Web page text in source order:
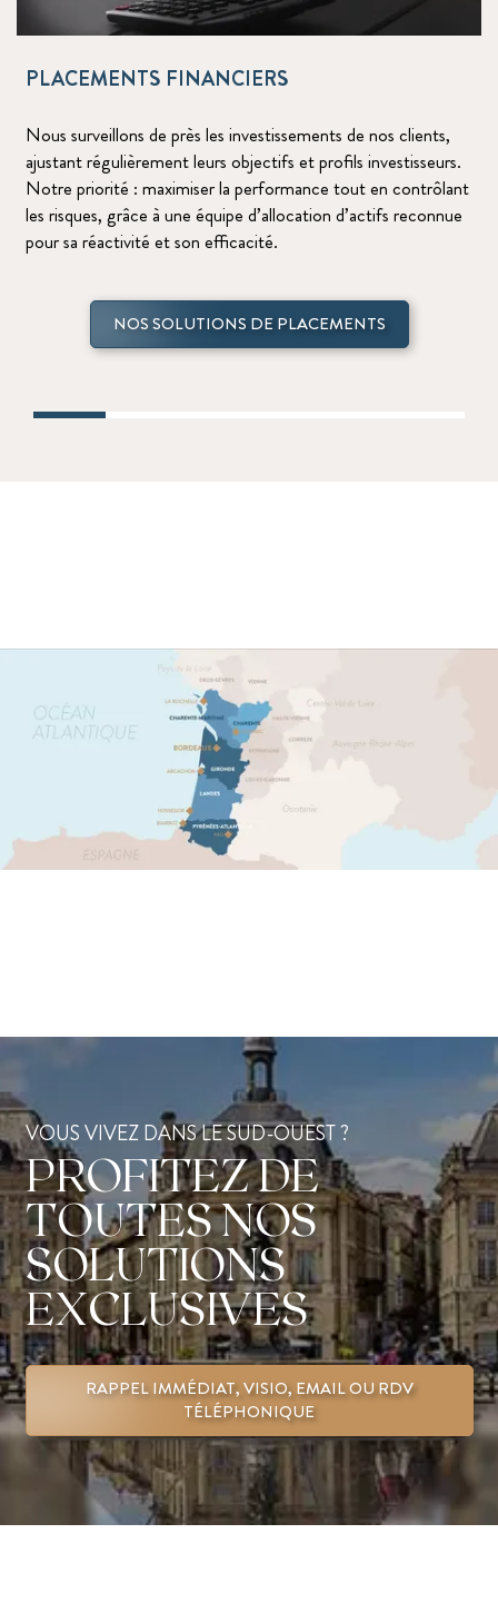
PLACEMENTS FINANCIERS
Nous surveillons de près les investissements de nos clients,
ajustant régulièrement leurs objectifs et profils investisseurs.
Notre priorité : maximiser la performance tout en contrôlant
les risques, grâce à une équipe d’allocation d’actifs reconnue
pour sa réactivité et son efficacité.
NOS SOLUTIONS DE PLACEMENTS
VOUS VIVEZ DANS LE SUD-OUEST ?
PROFITEZ DE
TOUTES NOS
SOLUTIONS
EXCLUSIVES
RAPPEL IMMÉDIAT, VISIO, EMAIL OU RDV
TÉLÉPHONIQUE